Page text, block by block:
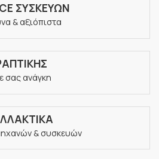
ΣΥΣΚΕΥΩΝ
& αξιόπιστα
σας ανάγκη
& συσκευών